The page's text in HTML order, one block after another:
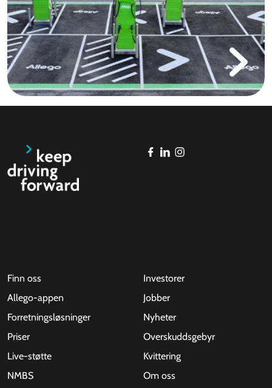
Finn oss
Allego-appen
Forretningsløsninger
Priser
Live-støtte
NMBS
Investorer
Jobber
Nyheter
Overskuddsgebyr
Kvittering
Om oss